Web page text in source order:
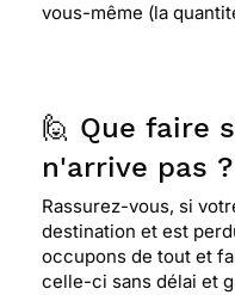
vous-même (la
🙋 Que faire
n'arrive pas ?
Rassurez-vous, si
destination et est
occupons de tout et
celle-ci sans délai et